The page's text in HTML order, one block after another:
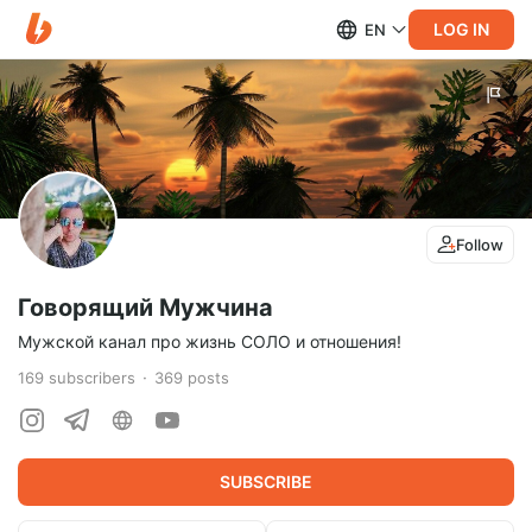
EN LOG IN
Follow
Говорящий Мужчина
Мужской канал про жизнь СОЛО и отношения!
169 subscribers 369 posts
SUBSCRIBE